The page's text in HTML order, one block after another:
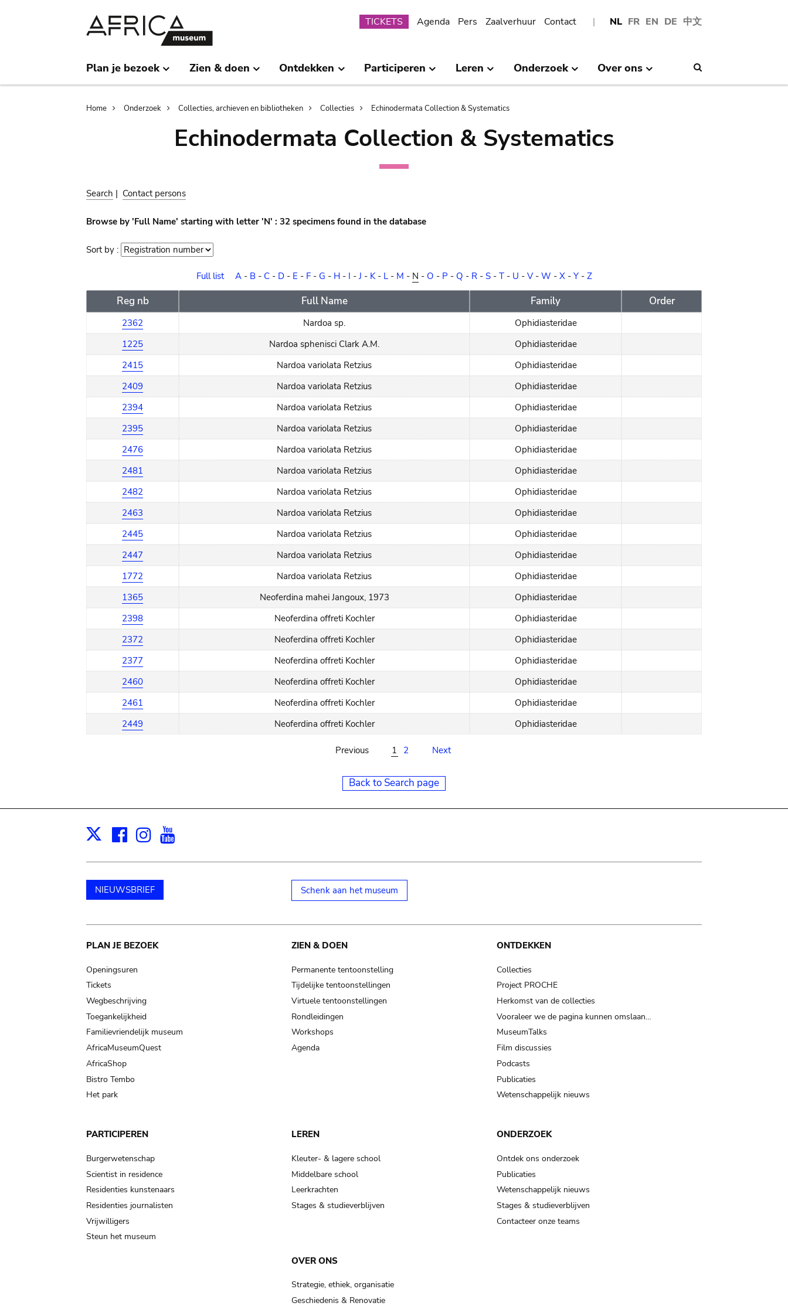
NL FR EN DE 中文
Submenu
TICKETS Agenda Pers Zaalverhuur Contact
Plan je bezoek Zien & doen Ontdekken Participeren Leren Onderzoek Over ons
Breadcrumb
Home Onderzoek Collecties, archieven en bibliotheken Collecties Echinodermata Collection & Systematics
Echinodermata Collection & Systematics
Search | Contact persons
Browse by 'Full Name' starting with letter 'N' : 32 specimens found in the database
Sort by : Sort
Full list
A- B- C- D- E - F- G - H- I -J - K- L- M - N - O - P - Q - R- S- T- U - V- W - X- Y- Z
Reg nb Full Name Family Order
2362 Nardoa sp.
Ophidiasteridae
1225
Nardoa sphenisci Clark A.M.
Ophidiasteridae
2415
Nardoa variolata Retzius
Ophidiasteridae
2409
Nardoa variolata Retzius
Ophidiasteridae
2394
Nardoa variolata Retzius
Ophidiasteridae
2395
Nardoa variolata Retzius
Ophidiasteridae
2476
Nardoa variolata Retzius
Ophidiasteridae
2481
Nardoa variolata Retzius
Ophidiasteridae
2482
Nardoa variolata Retzius
Ophidiasteridae
2463
Nardoa variolata Retzius
Ophidiasteridae
2445
Nardoa variolata Retzius
Ophidiasteridae
2447
Nardoa variolata Retzius
Ophidiasteridae
1772
Nardoa variolata Retzius
Ophidiasteridae
1365
Neoferdina mahei Jangoux, 1973
Ophidiasteridae
2398
Neoferdina offreti Kochler
Ophidiasteridae
2372
Neoferdina offreti Kochler
Ophidiasteridae
2377
Neoferdina offreti Kochler
Ophidiasteridae
2460
Neoferdina offreti Kochler
Ophidiasteridae
2461
Neoferdina offreti Kochler
Ophidiasteridae
2449
Neoferdina offreti Kochler Ophidiasteridae
Previous 1 2 Next
Back to Search page
X Facebook
Instagram
NIEUWSBRIEF Schenk aan het museum
Main
navigation
PLAN JE BEZOEK
Openingsuren
Tickets
Wegbeschrijving
Toegankelijkheid
Familievriendelijk museum
AfricaMuseumQuest
AfricaShop
Bistro Tembo
Het park
ZIEN & DOEN
Permanente tentoonstelling
Tijdelijke tentoonstellingen
Virtuele tentoonstellingen
Rondleidingen
Workshops
Agenda
ONTDEKKEN
Collecties
Project PROCHE
Herkomst van de collecties
Vooraleer we de pagina kunnen omslaan…
MuseumTalks
Film discussies
Podcasts
Publicaties
Wetenschappelijk nieuws
PARTICIPEREN
Burgerwetenschap
Scientist in residence
Residenties kunstenaars
Residenties journalisten
Vrijwilligers
Steun het museum
LEREN
Kleuter- & lagere school
Middelbare school
Leerkrachten
Stages & studieverblijven
ONDERZOEK
Ontdek ons onderzoek
Publicaties
Wetenschappelijk nieuws
Stages & studieverblijven
Contacteer onze teams
OVER ONS
Strategie, ethiek, organisatie
Geschiedenis & Renovatie